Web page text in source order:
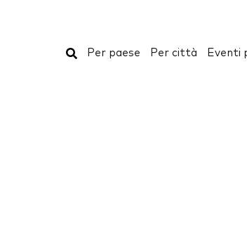
Cerca
Per paese Per città Eventi